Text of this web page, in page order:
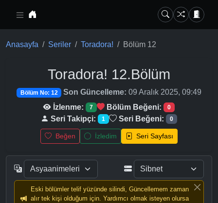
Anasayfa Seriler Toradora! Bölüm 12
Toradora! 12.Bölüm
Bölüm No: 12 Son Güncelleme: 09 Aralık 2025, 09:49
İzlenme:
7 Bölüm Beğeni: 0
Seri Takipçi: 1 Seri Beğeni: 0
Beğen İzledim Seri Sayfası
Eski bölümler telif yüzünde silindi, Güncellemem zaman
alır tek kişi olduğum için. Yardımcı olmak isteyen olursa